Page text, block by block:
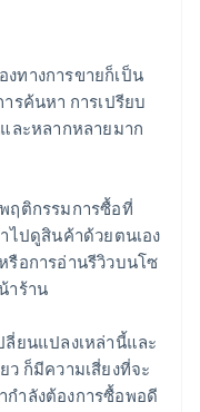
ทางการขายก็เป็น
รค้นหา การเปรียบ
ละหลากหลายมาก
ฤติกรรมการซื้อที่
ไปดูสินค้าด้วยตนเอง
อการอ่านรีวิวบนโซ
าร้าน
ยนแปลงเหล่านี้และ
ว ก็มีความเสี่ยงที่จะ
ำลังต้องการซื้อพอดี